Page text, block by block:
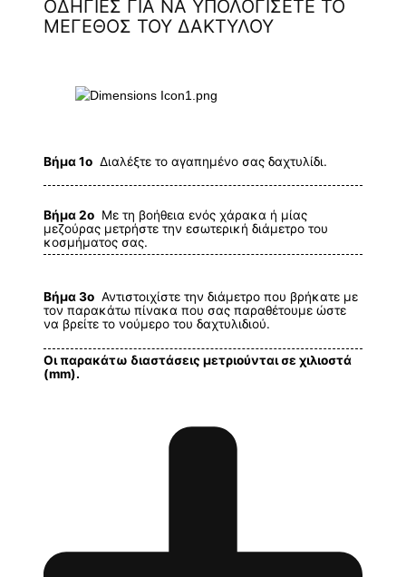
ΟΔΗΓΙΕΣ ΓΙΑ ΝΑ ΥΠΟΛΟΓΙΣΕΤΕ ΤΟ
ΜΕΓΕΘΟΣ ΤΟΥ ΔΑΚΤΥΛΟΥ
Βήμα 1ο Διαλέξτε το αγαπημένο σας δαχτυλίδι.
Βήμα 2ο Με τη βοήθεια ενός χάρακα ή μίας
μεζούρας μετρήστε την εσωτερική διάμετρο του
κοσμήματος σας.
Βήμα 3ο Αντιστοιχίστε την διάμετρο που βρήκατε με
τον παρακάτω πίνακα που σας παραθέτουμε ώστε
να βρείτε το νούμερο του δαχτυλιδιού.
Οι παρακάτω διαστάσεις μετριούνται σε χιλιοστά
(mm).